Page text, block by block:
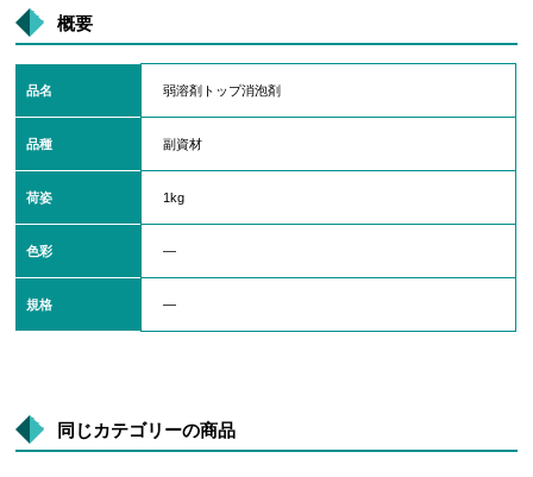
概要
品名 弱溶剤トップ消泡剤
品種 副資材
荷姿 1kg
色彩 ―
規格 ―
同じカテゴリーの商品